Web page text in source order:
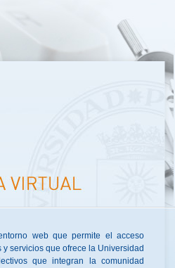
web que permite el acceso
servicios que ofrece la Universidad
que integran la comunidad